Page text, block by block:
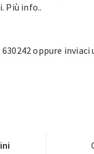
Più info..
oppure inviaci